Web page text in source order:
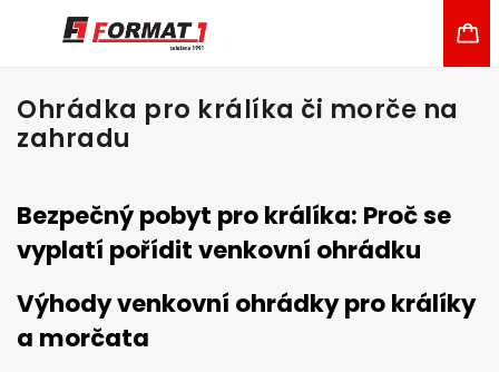
Ohrádka pro králíka či morče na
zahradu
Bezpečný pobyt pro králíka: Proč se
vyplatí pořídit venkovní ohrádku
Výhody venkovní ohrádky pro králíky
a morčata